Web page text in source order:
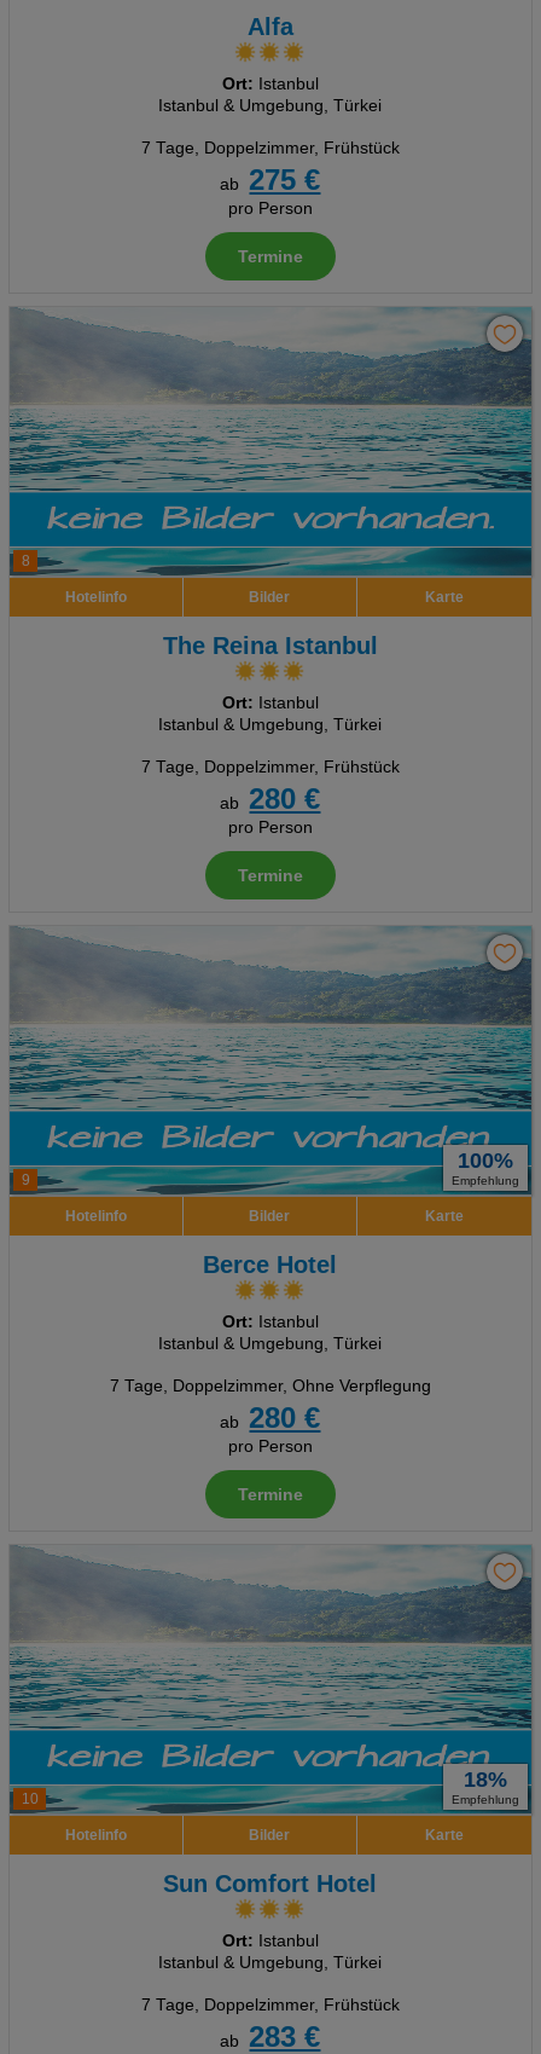
Alfa
Ort: Istanbul
Istanbul & Umgebung, Türkei
7 Tage, Doppelzimmer, Frühstück
ab
275 €
pro Person
Termine
8
Hotelinfo Bilder Karte
The Reina Istanbul
Ort: Istanbul
Istanbul & Umgebung, Türkei
7 Tage, Doppelzimmer, Frühstück
ab
280 €
pro Person
Termine
9
100%
Empfehlung
Hotelinfo Bilder Karte
Berce Hotel
Ort: Istanbul
Istanbul & Umgebung, Türkei
7 Tage, Doppelzimmer, Ohne Verpflegung
ab
280 €
pro Person
Termine
10
18%
Empfehlung
Hotelinfo Bilder Karte
Sun Comfort Hotel
Ort: Istanbul
Istanbul & Umgebung, Türkei
7 Tage, Doppelzimmer, Frühstück
ab
283 €